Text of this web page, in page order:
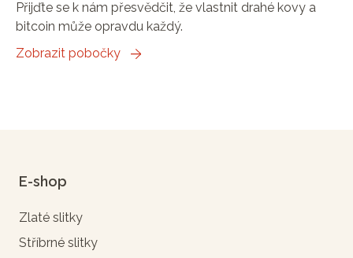
Přijďte se k nám přesvědčit, že vlastnit drahé kovy a
bitcoin může opravdu každý.
Zobrazit pobočky
E-shop
Zlaté slitky
Stříbrné slitky